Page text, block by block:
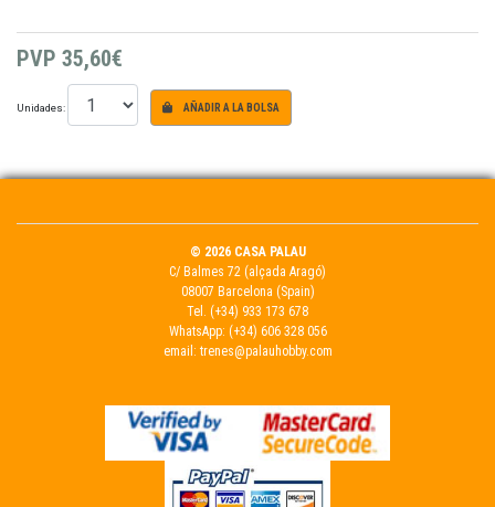
PVP 35,60€
Unidades: AÑADIR A LA BOLSA
© 2026 CASA PALAU
C/ Balmes 72 (alçada Aragó)
08007 Barcelona (Spain)
Tel. (+34) 933 173 678
WhatsApp: (+34) 606 328 056
email: trenes@palauhobby.com